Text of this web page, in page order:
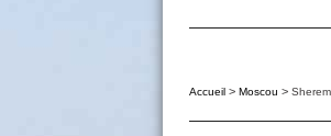
Accueil > Moscou >